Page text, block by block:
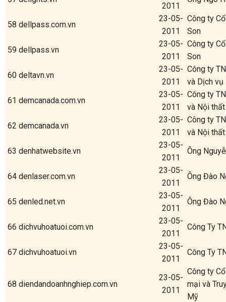
2011
58 dellpass.com.vn
23-05-
2011
Công ty
Son
59 dellpass.vn
23-05-
2011
Công ty
Son
60 deltavn.vn
23-05-
2011
Công ty
và Dịch vụ
61 demcanada.com.vn
23-05-
2011
Công ty
và Nội
62 demcanada.vn
23-05-
2011
Công ty
và Nội
63 denhatwebsite.vn
23-05-
2011
Ông
64 denlaser.com.vn
23-05-
2011
Ông Đào
65 denled.net.vn
23-05-
2011
Ông Đào
66 dichvuhoatuoi.com.vn
23-05-
2011
Công Ty
67 dichvuhoatuoi.vn
23-05-
2011
Công Ty
68 diendandoanhnghiep.com.vn
23-05-
2011
Công ty
mại và
Mỹ